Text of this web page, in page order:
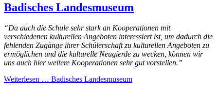
Badisches Landesmuseum
“Da auch die Schule sehr stark an Kooperationen mit
verschiedenen kulturellen Angeboten interessiert ist, um dadurch die
fehlenden Zugänge ihrer Schülerschaft zu kulturellen Angeboten zu
ermöglichen und die kulturelle Neugierde zu wecken, können wir
uns auch hier weitere Kooperationen sehr gut vorstellen.”
Weiterlesen … Badisches Landesmuseum